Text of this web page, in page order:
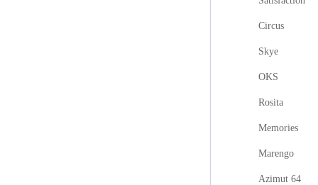
Circus
Skye
OKS
Rosita
Memories
Marengo
Azimut 64